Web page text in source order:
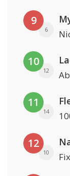
9
6
10
12
11
14
12
10